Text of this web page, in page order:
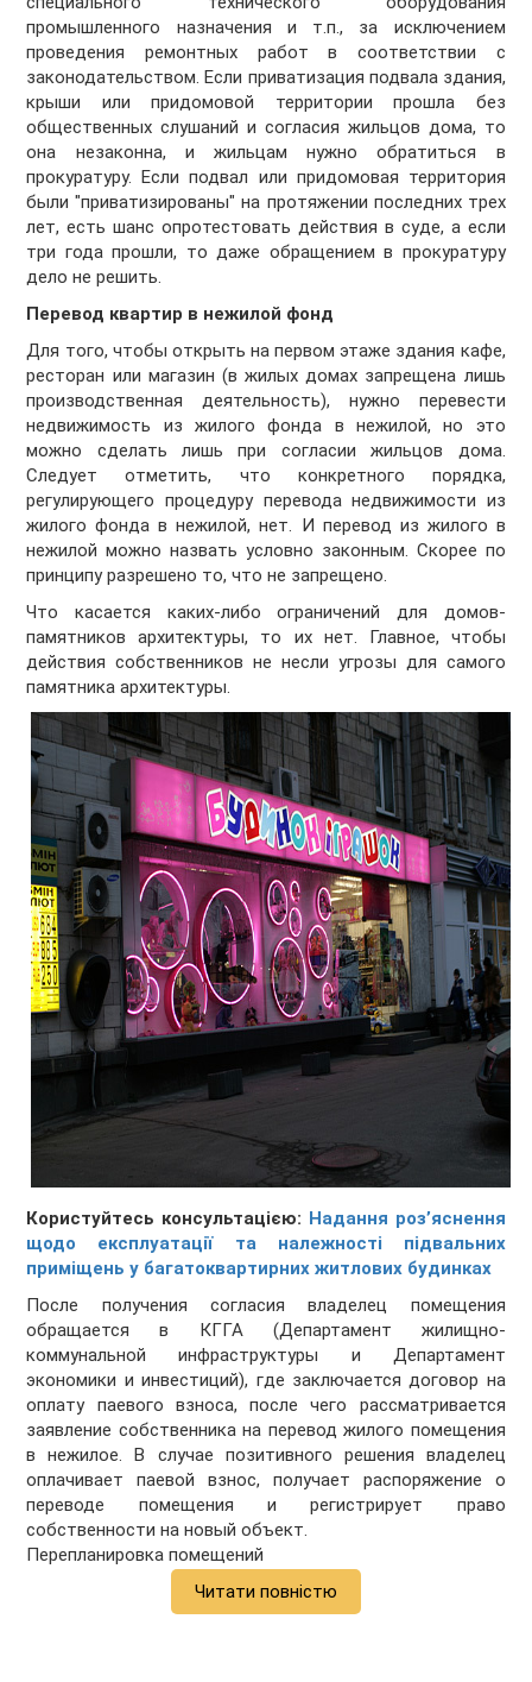
промышленного назначения и т.п., за исключением
проведения ремонтных работ в соответствии с
законодательством. Если приватизация подвала здания,
крыши или придомовой территории прошла без
общественных слушаний и согласия жильцов дома, то
она незаконна, и жильцам нужно обратиться в
прокуратуру. Если подвал или придомовая территория
были "приватизированы" на протяжении последних трех
лет, есть шанс опротестовать действия в суде, а если
три года прошли, то даже обращением в прокуратуру
дело не решить.
Перевод квартир в нежилой фонд
Для того, чтобы открыть на первом этаже здания кафе,
ресторан или магазин (в жилых домах запрещена лишь
производственная деятельность), нужно перевести
недвижимость из жилого фонда в нежилой, но это
можно сделать лишь при согласии жильцов дома.
Следует отметить, что конкретного порядка,
регулирующего процедуру перевода недвижимости из
жилого фонда в нежилой, нет. И перевод из жилого в
нежилой можно назвать условно законным. Скорее по
принципу разрешено то, что не запрещено.
Что касается каких-либо ограничений для домов-
памятников архитектуры, то их нет. Главное, чтобы
действия собственников не несли угрозы для самого
памятника архитектуры.
Користуйтесь консультацією: Надання роз’яснення
щодо експлуатації та належності підвальних
приміщень у багатоквартирних житлових будинках
После получения согласия владелец помещения
обращается в КГГА (Департамент жилищно-
коммунальной инфраструктуры и Департамент
экономики и инвестиций), где заключается договор на
оплату паевого взноса, после чего рассматривается
заявление собственника на перевод жилого помещения
в нежилое. В случае позитивного решения владелец
оплачивает паевой взнос, получает распоряжение о
переводе помещения и регистрирует право
собственности на новый объект.
Перепланировка помещений
Читати повністю